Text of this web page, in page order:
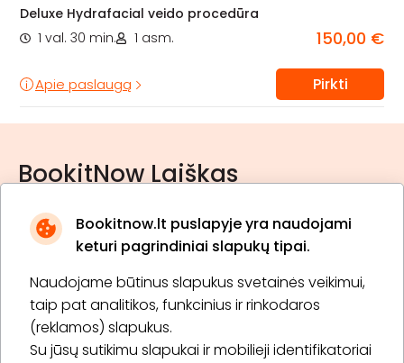
Bookitnow.lt puslapyje yra naudojami
keturi pagrindiniai slapukų tipai.
Naudojame būtinus slapukus svetainės veikimui,
taip pat analitikos, funkcinius ir rinkodaros
(reklamos) slapukus.
Su jūsų sutikimu slapukai ir mobilieji identifikatoriai
Deluxe Hydrafacial veido procedūra
1 val. 30 min.
1 asm. 150,00 €
Apie paslaugą Pirkti
BookitNow Laiškas
* Susipažinau su privatumo politika
Prenumeruoti